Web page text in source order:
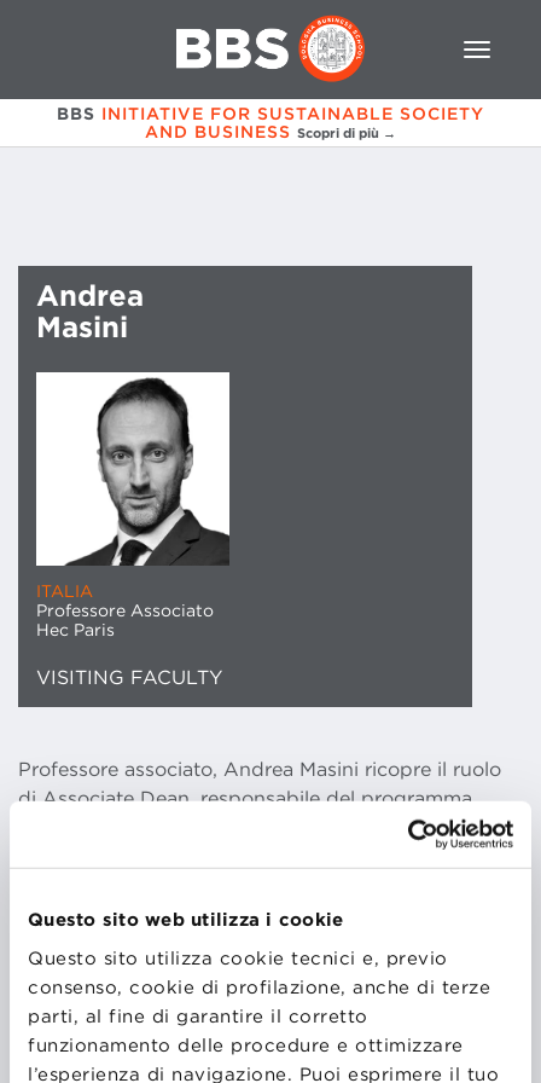
Questo sito web utilizza i cookie
Questo sito utilizza cookie tecnici e, previo
consenso, cookie di profilazione, anche di terze
parti, al fine di garantire il corretto
funzionamento delle procedure e ottimizzare
l’esperienza di navigazione. Puoi esprimere il tuo
BBS INITIATIVE FOR SUSTAINABLE SOCIETY
AND BUSINESS Scopri di più →
Andrea
Masini
ITALIA
Professore Associato
Hec Paris
VISITING FACULTY
Professore associato, Andrea Masini ricopre il ruolo
di Associate Dean, responsabile del programma
Ha conseguito un dottorato di ricerca in
Management presso l’INSEAD (Francia). Prima di
entrare in HEC Paris nel 2010, Andrea è stato
professore aggiunto di Operations and Technology
Management presso la London Business School. Ha
una formazione in ingegneria meccanica e gestione